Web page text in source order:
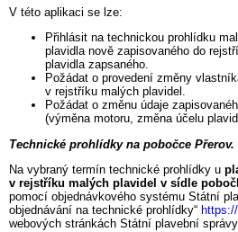
V této aplikaci se lze:
Přihlásit na technickou prohlídku
plavidla nově zapisovaného do
plavidla zapsaného.
Požádat o provedení změny
v rejstříku malých plavidel.
Požádat o změnu údaje
(výměna motoru, změna účelu
Technické prohlídky na pobočce Přerov.
Na vybraný termín technické prohlídky u
v rejstříku malých plavidel v sídle
pomocí objednávkového systému Státní
objednávání na technické prohlídky“
webových stránkách Státní plavební